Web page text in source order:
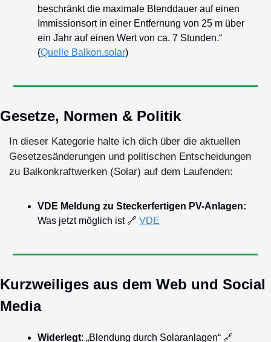
beschränkt die maximale Blenddauer auf einen
Immissionsort in einer Entfernung von 25 m über
ein Jahr auf einen Wert von ca. 7 Stunden.“
(Quelle Balkon.solar)
Gesetze, Normen & Politik
In dieser Kategorie halte ich dich über die aktuellen
Gesetzesänderungen und politischen Entscheidungen
zu Balkonkraftwerken (Solar) auf dem Laufenden:
Was jetzt möglich ist 🔗 VDE
Kurzweiliges aus dem Web und Social
Media
Widerlegt: „Blendung durch Solaranlagen“ 🔗